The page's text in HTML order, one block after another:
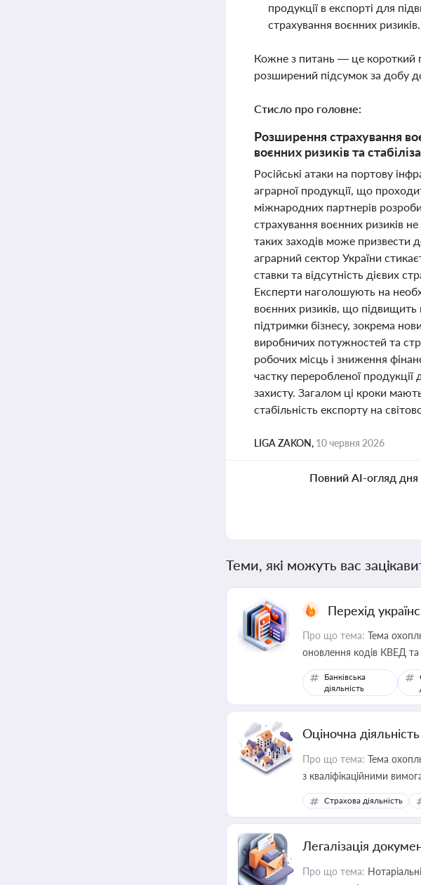
продукції в експорті для
страхування воєнних ризиків.
Кожне з питань — це короткий
розширений підсумок за добу
Стисло про головне:
Розширення страхування
воєнних ризиків та
Російські атаки на портову
аграрної продукції, що
міжнародних партнерів
страхування воєнних ризиків
таких заходів може призвести
аграрний сектор України
ставки та відсутність дієвих
Експерти наголошують на
воєнних ризиків, що підвищить
підтримки бізнесу, зокрема
виробничих потужностей та
робочих місць і зниження
частку переробленої
захисту. Загалом ці кроки
стабільність експорту на
LIGA ZAKON, 10 червня 2026
Повний AI-огляд дня
Теми, які можуть вас
Перехід
Про що тема: Тема
оновлення кодів КВЕД та
Банківська
діяльність
Оціночна діяльність
Про що тема: Тема
з кваліфікаційними
медійних змін у цій
приватизації, оренди
Страхова діяльність
Легалізація
Про що тема: